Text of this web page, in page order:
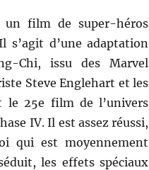
un film de super-héros
d’une adaptation
Chi, issu des Marvel
Steve Englehart et les
le 25e film de l’univers
IV. Il est assez réussi,
qui est moyennement
les effets spéciaux